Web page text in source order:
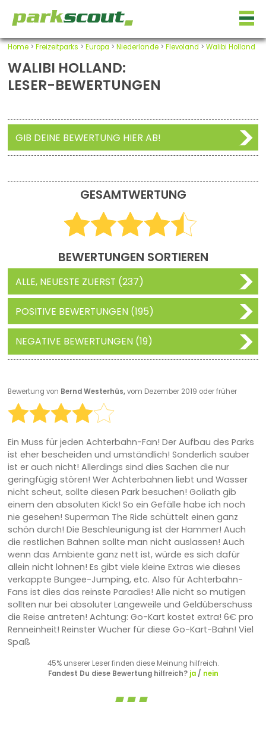
Home> Freizeitparks > Europa > Niederlande> Flevoland > Walibi Holland
WALIBI HOLLAND:
LESER-BEWERTUNGEN
GIB DEINE BEWERTUNG HIER AB!
GESAMTWERTUNG
BEWERTUNGEN SORTIEREN
ALLE, NEUESTE ZUERST (237)
POSITIVE BEWERTUNGEN (195)
NEGATIVE BEWERTUNGEN (19)
Bewertung von Bernd Westerhüs,vom Dezember 2019 oder früher
Ein Muss für jeden Achterbahn-Fan! Der Aufbau des Parks
ist eher bescheiden und umständlich! Sonderlich sauber
ist er auch nicht! Allerdings sind dies Sachen die nur
geringfügig stören! Wer Achterbahnen liebt und Wasser
nicht scheut, sollte diesen Park besuchen! Goliath gib
einem den absoluten Kick! So ein Gefälle habe ich noch
nie gesehen! Superman The Ride schüttelt einen ganz
schön durch! Die Beschleunigung ist der Hammer! Auch
die restlichen Bahnen sollte man nicht auslassen! Auch
wenn das Ambiente ganz nett ist, würde es sich dafür
allein nicht lohnen! Es gibt viele kleine Extras wie dieses
verkappte Bungee-Jumping, etc. Also für Achterbahn-
Fans ist dies das reinste Paradies! Alle nicht so mutigen
sollten nur bei absoluter Langeweile und Geldüberschuss
die Reise antreten! Achtung: Go-Kart kostet extra! 6€ pro
Renneinheit! Reinster Wucher für diese Go-Kart-Bahn! Viel
Spaß
45% unserer Leser finden diese Meinung hilfreich.
Fandest Du diese Bewertung hilfreich? ja/ nein